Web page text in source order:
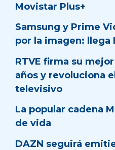
Movistar Plus+
Samsung y Prime
por la imagen: llega
RTVE firma su
años y revoluciona
televisivo
La popular cadena
de vida
DAZN seguirá